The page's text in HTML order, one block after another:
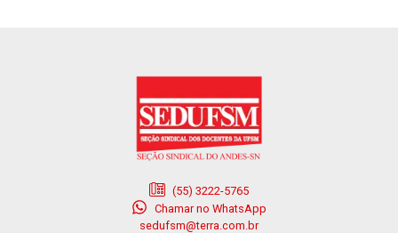
(55) 3222-5765
Chamar no WhatsApp
sedufsm@terra.com.br